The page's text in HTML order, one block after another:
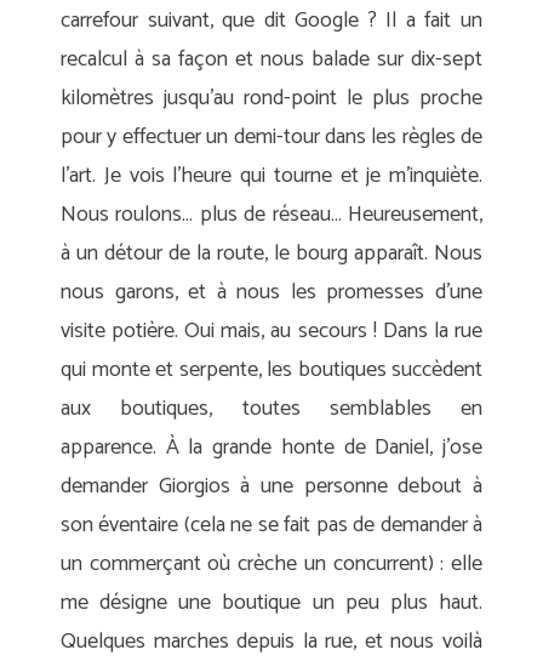
carrefour suivant, que dit Google ? Il a fait un
recalcul à sa façon et nous balade sur dix-sept
kilomètres jusqu’au rond-point le plus proche
pour y effectuer un demi-tour dans les règles de
l’art. Je vois l’heure qui tourne et je m’inquiète.
Nous roulons… plus de réseau… Heureusement,
à un détour de la route, le bourg apparaît. Nous
nous garons, et à nous les promesses d’une
visite potière. Oui mais, au secours ! Dans la rue
qui monte et serpente, les boutiques succèdent
aux boutiques, toutes semblables en
apparence. À la grande honte de Daniel, j’ose
demander Giorgios à une personne debout à
son éventaire (cela ne se fait pas de demander à
un commerçant où crèche un concurrent) : elle
me désigne une boutique un peu plus haut.
Quelques marches depuis la rue, et nous voilà